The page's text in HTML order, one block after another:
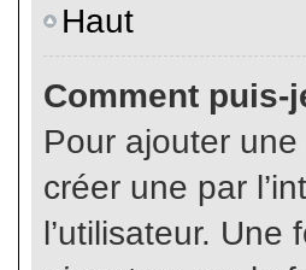
Haut
Comment puis-
Pour ajouter
créer une par
l’utilisateur.